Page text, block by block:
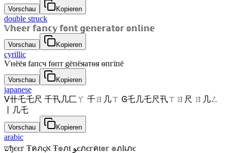
Vorschau Kopieren
double struck
𝕍𝕙𝕖𝕖𝕣 𝕗𝕒𝕟𝕔𝕪 𝕗𝕠𝕟𝕥 𝕘𝕖𝕟𝕖𝕣𝕒𝕥𝕠𝕣 𝕠𝕟𝕝𝕚𝕟𝕖
Vorschau Kopieren
cyrillic
Ѵнёёя fапcч fѳпт gёпёяатѳя ѳпгїпё
Vorschau Kopieren
japanese
ᐯ卄乇乇尺 千卂几匚ㄚ 千ㄖ几ㄒ Ꮆ乇几乇尺卂ㄒㄖ尺 ㄖ几ㄥ
丨几乇
Vorschau Kopieren
arabic
שђєєг Ŧคภςא Ŧ๏ภt ﻮєภєгคt๏г ๏ภlเภє